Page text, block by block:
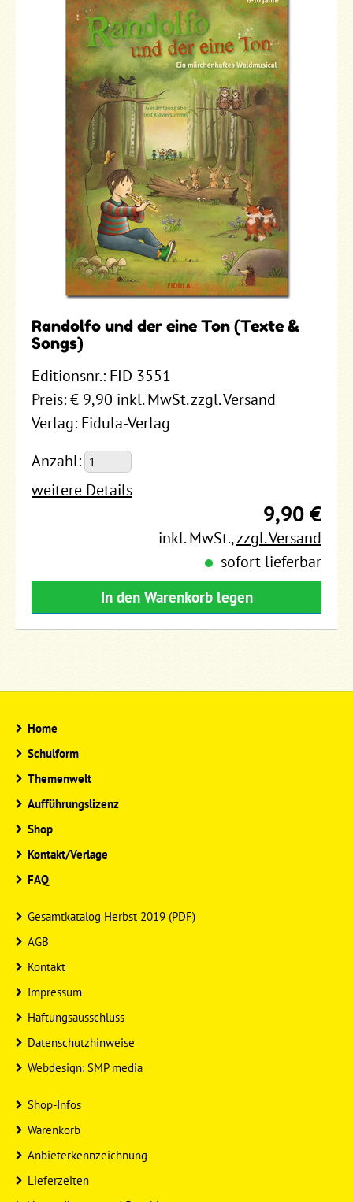
Randolfo und der eine Ton (Texte &
Songs)
Editionsnr.: FID 3551
Preis: € 9,90 inkl. MwSt. zzgl. Versand
Verlag: Fidula-Verlag
Anzahl:
weitere Details
9,90 €
inkl. MwSt.,zzgl. Versand
sofort lieferbar
In den Warenkorb legen
Home
Schulform
Themenwelt
Aufführungslizenz
Shop
Kontakt/Verlage
FAQ
Gesamtkatalog Herbst 2019 (PDF)
AGB
Kontakt
Impressum
Haftungsausschluss
Datenschutzhinweise
Webdesign: SMP media
Shop-Infos
Warenkorb
Anbieterkennzeichnung
Lieferzeiten